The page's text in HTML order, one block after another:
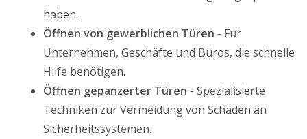
haben.
Öffnen von gewerblichen Türen - Für
Unternehmen, Geschäfte und Büros, die schnelle
Hilfe benötigen.
Öffnen gepanzerter Türen - Spezialisierte
Techniken zur Vermeidung von Schäden an
Sicherheitssystemen.